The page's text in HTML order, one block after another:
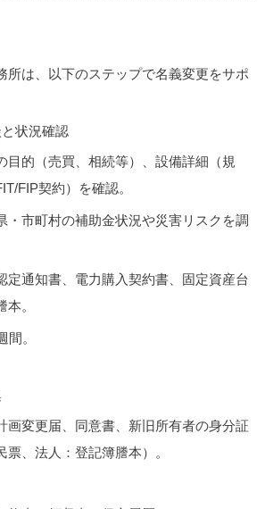
所は、以下のステップで名義変更をサポ
状況確認
目的（売買、相続等）、設備詳細（規
FIP契約）を確認。
・市町村の補助金状況や災害リスクを調
定通知書、電力購入契約書、固定資産台
。
間。
画変更届、同意書、新旧所有者の身分証
票、法人：登記簿謄本）。